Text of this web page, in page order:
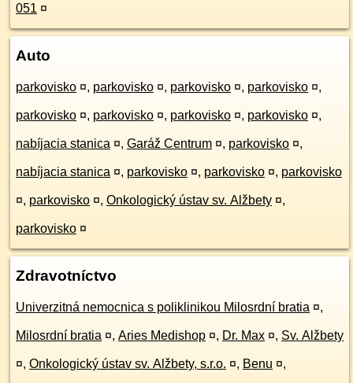
051 ¤
Auto
parkovisko ¤, parkovisko ¤, parkovisko ¤, parkovisko ¤,
parkovisko ¤, parkovisko ¤, parkovisko ¤, parkovisko ¤,
nabíjacia stanica ¤, Garáž Centrum ¤, parkovisko ¤,
nabíjacia stanica ¤, parkovisko ¤, parkovisko ¤, parkovisko
¤, parkovisko ¤, Onkologický ústav sv. Alžbety ¤,
parkovisko ¤
Zdravotníctvo
Univerzitná nemocnica s poliklinikou Milosrdní bratia ¤,
Milosrdní bratia ¤, Aries Medishop ¤, Dr. Max ¤, Sv. Alžbety
¤, Onkologický ústav sv. Alžbety, s.r.o. ¤, Benu ¤,